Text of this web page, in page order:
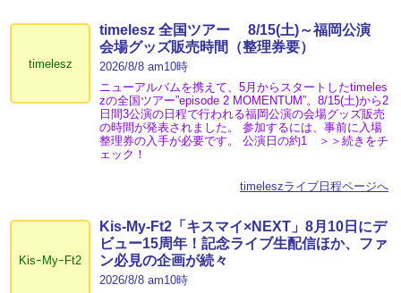
timelesz
timelesz 全国ツアー 8/15(土)～福岡公演
会場グッズ販売時間（整理券要）
2026/8/8 am10時
ニューアルバムを携えて、5月からスタートしたtimeles
zの全国ツアー”episode 2 MOMENTUM”。8/15(土)から2
日間3公演の日程で行われる福岡公演の会場グッズ販売
の時間が発表されました。 参加するには、事前に入場
整理券の入手が必要です。 公演日の約1 ＞＞続きをチ
ェック！
timeleszライブ日程ページへ
KisｰMyｰFt2
Kis-My-Ft2「キスマイ×NEXT」8月10日にデ
ビュー15周年！記念ライブ生配信ほか、ファ
ン必見の企画が続々
2026/8/8 am10時